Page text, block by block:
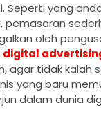
Seperti yang
pemasaran
oleh
digital
agar tidak kalah
yang baru
dalam dunia